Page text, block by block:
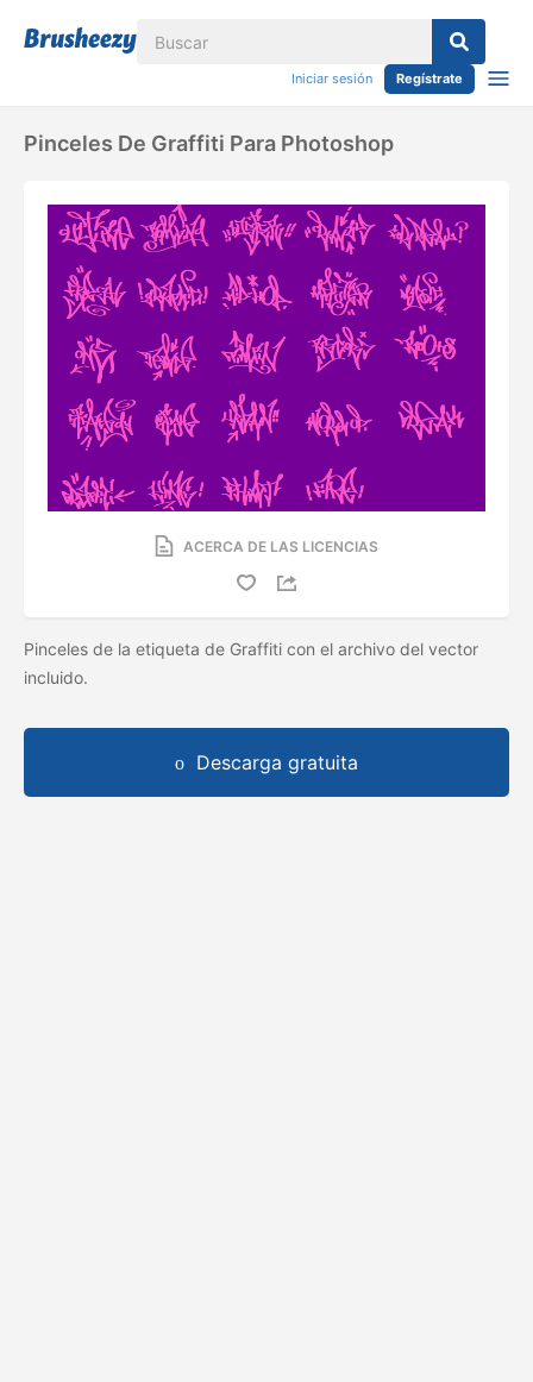
Iniciar sesión Regístrate
Pinceles De Graffiti Para Photoshop
ACERCA DE LAS LICENCIAS
Pinceles de la etiqueta de Graffiti con el archivo del vector
incluido.
Descarga gratuita